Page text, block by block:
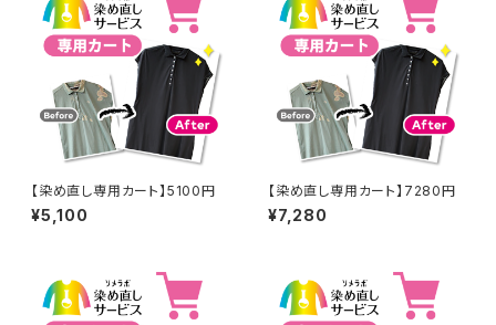
【染め直し専用カート】5100円
¥5,100
【染め直し専用カート】7280円
¥7,280